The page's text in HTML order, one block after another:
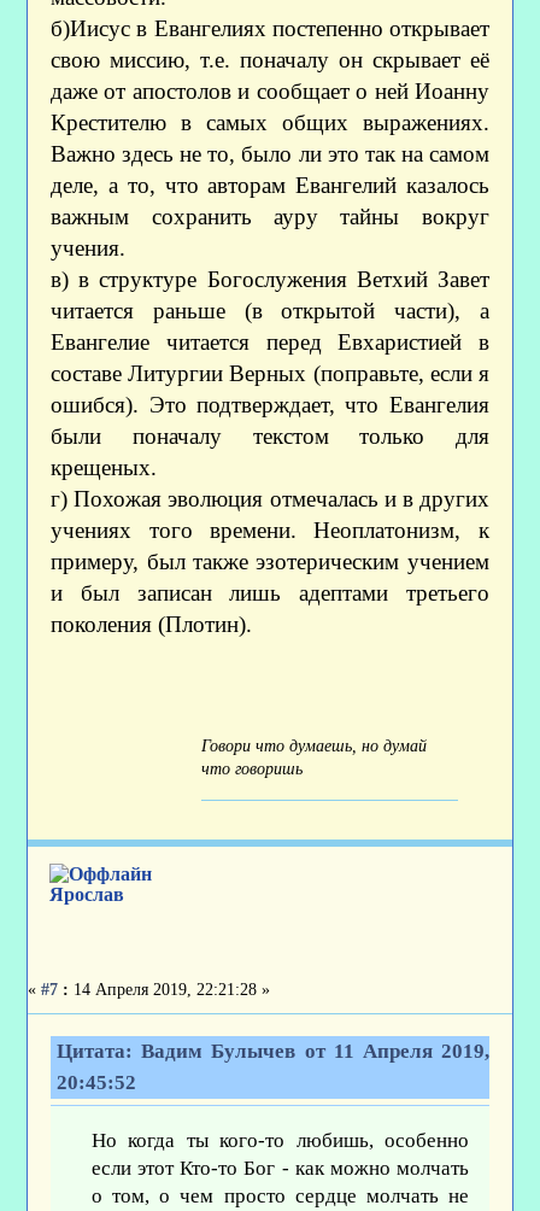
б)Иисус в Евангелиях постепенно открывает
свою миссию, т.е. поначалу он скрывает её
даже от апостолов и сообщает о ней Иоанну
Крестителю в самых общих выражениях.
Важно здесь не то, было ли это так на самом
деле, а то, что авторам Евангелий казалось
важным сохранить ауру тайны вокруг
учения.
в) в структуре Богослужения Ветхий Завет
читается раньше (в открытой части), а
Евангелие читается перед Евхаристией в
составе Литургии Верных (поправьте, если я
ошибся). Это подтверждает, что Евангелия
были поначалу текстом только для
крещеных.
г) Похожая эволюция отмечалась и в других
учениях того времени. Неоплатонизм, к
примеру, был также эзотерическим учением
и был записан лишь адептами третьего
поколения (Плотин).
Говори что думаешь, но думай
что говоришь
Ярослав
«#7 : 14 Апреля 2019, 22:21:28 »
Цитата: Вадим Булычев от 11 Апреля 2019,
20:45:52
Но когда ты кого-то любишь, особенно
если этот Кто-то Бог - как можно молчать
о том, о чем просто сердце молчать не